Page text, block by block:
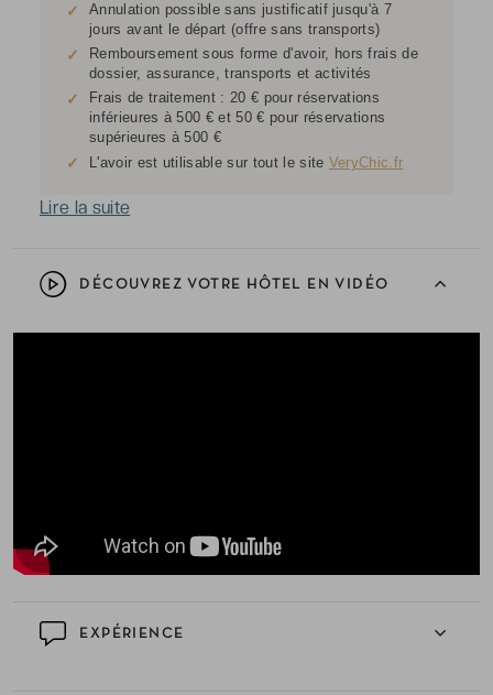
DÉCOUVREZ VOTRE HÔTEL EN VIDÉO
EXPÉRIENCE
✓
Annulation possible sans justificatif jusqu'à 7
jours avant le départ (offre sans transports)
✓
Remboursement sous forme d'avoir, hors frais de
dossier, assurance, transports et activités
✓
Frais de traitement : 20 € pour réservations
inférieures à 500 € et 50 € pour réservations
supérieures à 500 €
✓ L'avoir est utilisable sur tout le site VeryChic.fr
Lire la suite